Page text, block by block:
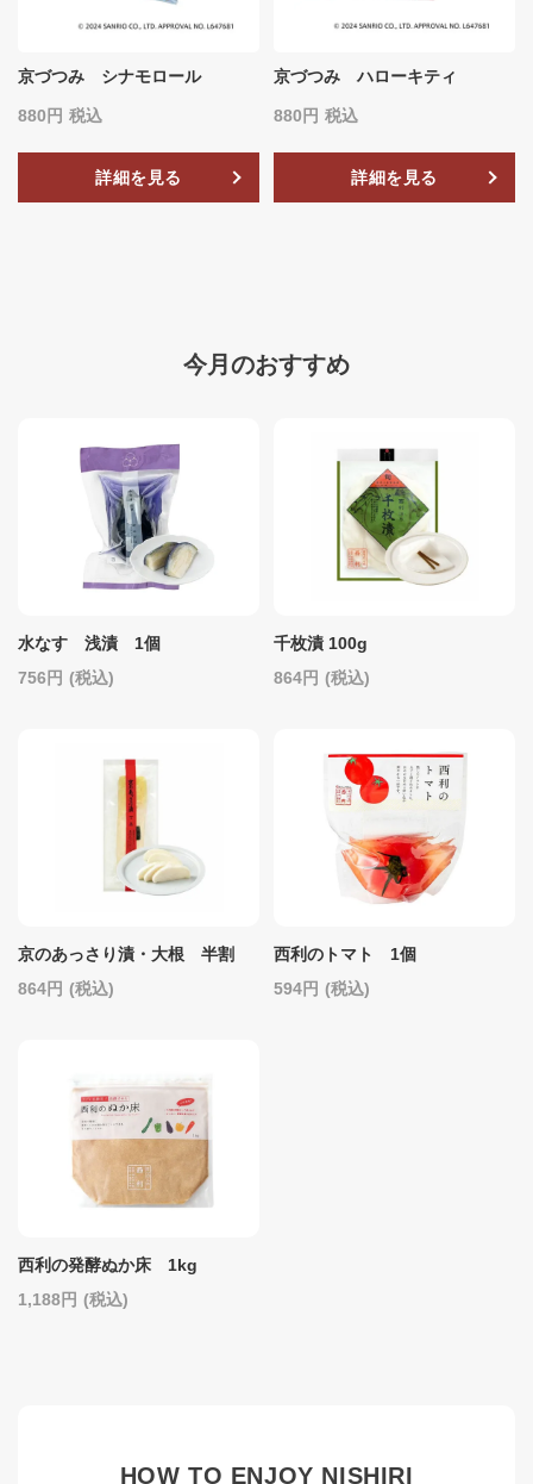
京づつみ シナモロール
880 税込
詳細を見る
京づつみ ハローキティ
880 税込
詳細を見る
今月のおすすめ
水なす 浅漬 1個
756
(税込)
千枚漬 100g
864
(税込)
京のあっさり漬・大根 半割
864
(税込)
西利のトマト 1個
594
(税込)
西利の発酵ぬか床 1kg
1,188
(税込)
HOW TO ENJOY NISHIRI